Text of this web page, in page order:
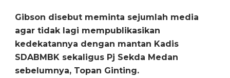
Gibson disebut meminta sejumlah media
agar tidak lagi mempublikasikan
kedekatannya dengan mantan Kadis
SDABMBK sekaligus Pj Sekda Medan
sebelumnya, Topan Ginting.